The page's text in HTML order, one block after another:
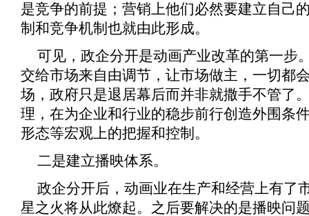
是竞争的前提；营销上他们必然要建立自己
制和竞争机制也就由此形成。
可见，政企分开是动画产业改革的第一步
交给市场来自由调节，让市场做主，一切都
场，政府只是退居幕后而并非就撒手不管了
理，在为企业和行业的稳步前行创造外围条
形态等宏观上的把握和控制。
二是建立播映体系。
政企分开后，动画业在生产和经营上有了
星之火将从此燎起。之后要解决的是播映问